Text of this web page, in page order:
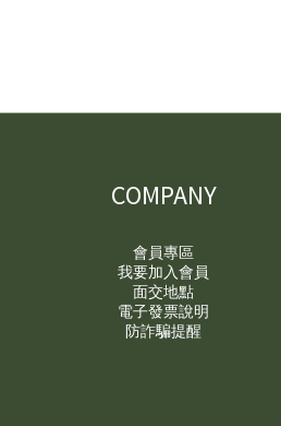
COMPANY
會員專區
我要加入會員
面交地點
電子發票說明
防詐騙提醒